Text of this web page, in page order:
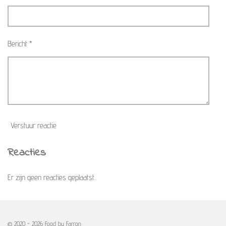
Bericht *
Verstuur reactie
Reacties
Er zijn geen reacties geplaatst.
© 2020 - 2026 Food by Farron